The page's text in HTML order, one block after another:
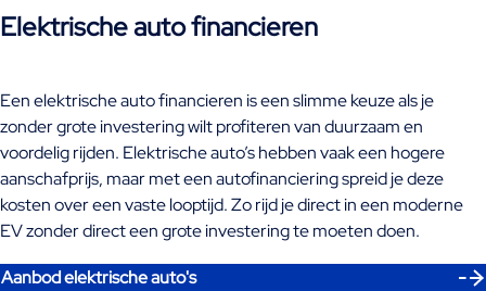
Elektrische auto financieren
Een elektrische auto financieren is een slimme keuze als je
zonder grote investering wilt profiteren van duurzaam en
voordelig rijden. Elektrische auto’s hebben vaak een hogere
aanschafprijs, maar met een autofinanciering spreid je deze
kosten over een vaste looptijd. Zo rijd je direct in een moderne
EV zonder direct een grote investering te moeten doen.
Aanbod elektrische auto's